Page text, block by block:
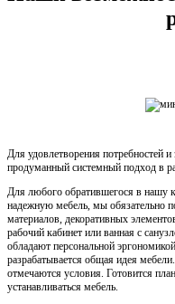
Для удовлетворения потребностей
продуманный системный подход в
Для любого обратившегося в нашу
надежную мебель, мы обязательно
материалов, декоративных
рабочий кабинет или ванная с
обладают персональной
разрабатывается общая идея
отмечаются условия. Готовится
устанавливаться мебель.